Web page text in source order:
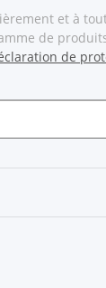
et à
de
de